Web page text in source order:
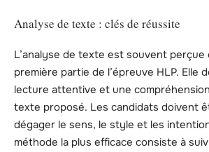
Analyse de texte : clés de réussite
L’analyse de texte est souvent perçue
première partie de l’épreuve HLP. Elle
lecture attentive et une
texte proposé. Les candidats doivent
dégager le sens, le style et les
méthode la plus efficace consiste à